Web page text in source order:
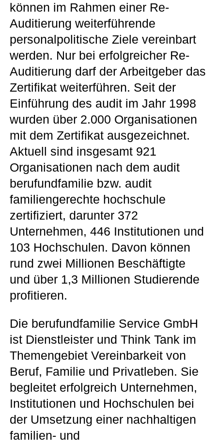
können im Rahmen einer Re-
Auditierung weiterführende
personalpolitische Ziele vereinbart
werden. Nur bei erfolgreicher Re-
Auditierung darf der Arbeitgeber das
Zertifikat weiterführen. Seit der
Einführung des audit im Jahr 1998
wurden über 2.000 Organisationen
mit dem Zertifikat ausgezeichnet.
Aktuell sind insgesamt 921
Organisationen nach dem audit
berufundfamilie bzw. audit
familiengerechte hochschule
zertifiziert, darunter 372
Unternehmen, 446 Institutionen und
103 Hochschulen. Davon können
rund zwei Millionen Beschäftigte
und über 1,3 Millionen Studierende
profitieren.
Die berufundfamilie Service GmbH
ist Dienstleister und Think Tank im
Themengebiet Vereinbarkeit von
Beruf, Familie und Privatleben. Sie
begleitet erfolgreich Unternehmen,
Institutionen und Hochschulen bei
der Umsetzung einer nachhaltigen
familien- und